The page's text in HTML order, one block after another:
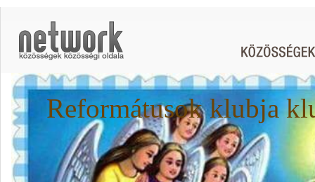
Reformátusok klubja